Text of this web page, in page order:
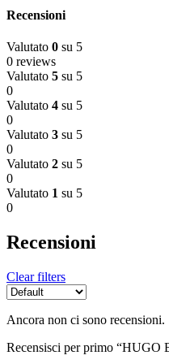
Recensioni
Valutato 0 su 5
0 reviews
Valutato 5 su 5
0
Valutato 4 su 5
0
Valutato 3 su 5
0
Valutato 2 su 5
0
Valutato 1 su 5
0
Recensioni
Clear filters
Ancora non ci sono recensioni.
Recensisci per primo “HUGO